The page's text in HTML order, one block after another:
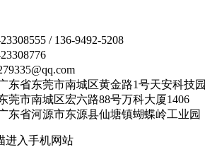
/ 136-9492-5208
东省东莞市南城区黄金路1号天安科技园
莞市南城区宏六路88号万科大厦1406
东省河源市东源县仙塘镇蝴蝶岭工业园
进入手机网站